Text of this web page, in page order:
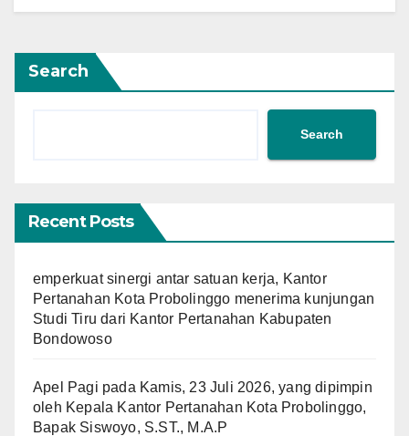
Search
Search
Recent Posts
emperkuat sinergi antar satuan kerja, Kantor
Pertanahan Kota Probolinggo menerima kunjungan
Studi Tiru dari Kantor Pertanahan Kabupaten
Bondowoso
Apel Pagi pada Kamis, 23 Juli 2026, yang dipimpin
oleh Kepala Kantor Pertanahan Kota Probolinggo,
Bapak Siswoyo, S.ST., M.A.P